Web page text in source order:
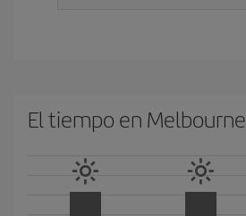
El tiempo en Melbourne